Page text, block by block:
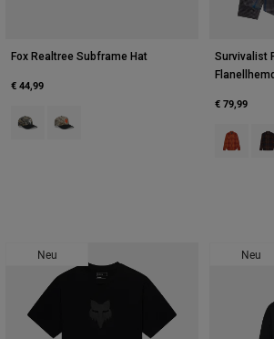
Fox Realtree Subframe Hat
€ 44,99
Product swatch type of Black/Multi.
Product swatch type of Multicolor/Green.
Survivalist
Flanellhemd
€ 79,99
Product
Neu Neu